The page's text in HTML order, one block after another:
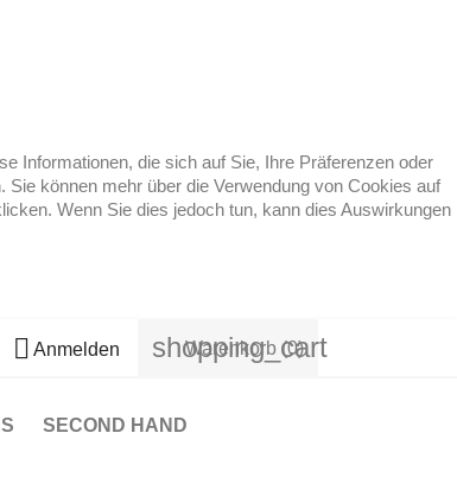
Informationen, die sich auf Sie, Ihre Präferenzen oder
können mehr über die Verwendung von Cookies auf
Wenn Sie dies jedoch tun, kann dies Auswirkungen
 Anmelden shopping_cart
Warenkorb (0)
SECOND HAND